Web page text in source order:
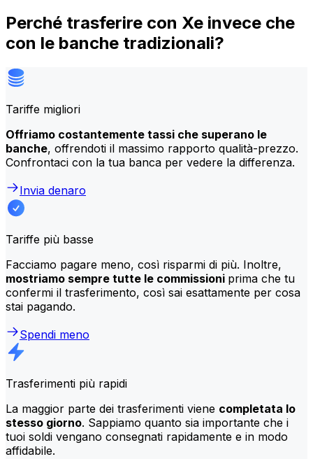
Perché trasferire con Xe invece che
con le banche tradizionali?
Tariffe migliori
Offriamo costantemente tassi che superano le
banche, offrendoti il massimo rapporto qualità-prezzo.
Confrontaci con la tua banca per vedere la differenza.
Invia denaro
Tariffe più basse
Facciamo pagare meno, così risparmi di più. Inoltre,
mostriamo sempre tutte le commissioni prima che tu
confermi il trasferimento, così sai esattamente per cosa
stai pagando.
Spendi meno
Trasferimenti più rapidi
La maggior parte dei trasferimenti viene completata lo
stesso giorno. Sappiamo quanto sia importante che i
tuoi soldi vengano consegnati rapidamente e in modo
affidabile.